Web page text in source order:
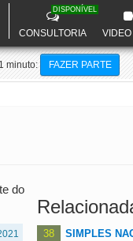
CONSULTORIA
DISPONÍVEL
minuto: FAZER PARTE
do
38 SIMPLES